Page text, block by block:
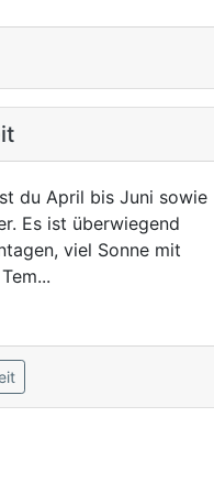
du April bis Juni sowie
Es ist überwiegend
viel Sonne mit